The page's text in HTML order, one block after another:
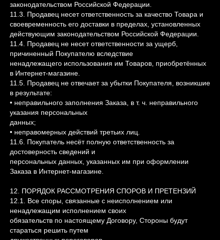
законодательством Российской Федерации.
11.3. Продавец несет ответственность за качество Товара и
своевременность его доставки в пределах, установленных
действующим законодательством Российской Федерации.
11.4. Продавец не несет ответственности за ущерб,
причиненный Покупателю вследствие
ненадлежащего использования им Товаров, приобретённых
в Интернет-магазине.
11.5. Продавец не отвечает за убытки Покупателя, возникшие
в результате:
• неправильного заполнения Заказа, в т. ч. неправильного
указания персональных
данных;
• неправомерных действий третьих лиц.
11.6. Покупатель несёт полную ответственность за
достоверность сведений и
персональных данных, указанных им при оформлении
Заказа в Интернет-магазине.
12. ПОРЯДОК РАССМОТРЕНИЯ СПОРОВ И ПРЕТЕНЗИЙ
12.1. Все споры, связанные с неисполнением или
ненадлежащим исполнением своих
обязательств по настоящему Договору, Стороны будут
стараться решить путем